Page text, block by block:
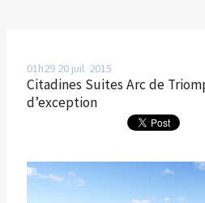
01h29 20 juil. 2015
Citadines Suites Arc de
d’exception